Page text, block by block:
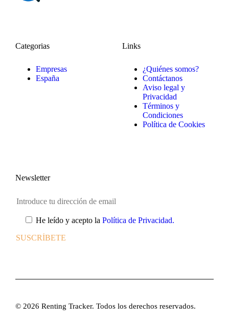
Categorias
Empresas
España
Links
¿Quiénes somos?
Contáctanos
Aviso legal y
Privacidad
Términos y
Condiciones
Política de Cookies
Newsletter
He leído y acepto la Política de Privacidad.
© 2026 Renting Tracker. Todos los derechos reservados.